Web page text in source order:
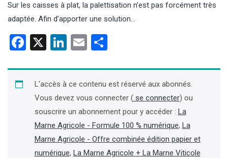
Sur les caisses à plat, la palettisation n’est pas forcément très
adaptée. Afin d’apporter une solution…
Facebook
X LinkedIn
Email
L'accès à ce contenu est réservé aux abonnés.
Vous devez vous connecter (se connecter) ou
souscrire un abonnement pour y accéder : La
Marne Agricole - Formule 100 % numérique, La
Marne Agricole - Offre combinée édition papier et
numérique, La Marne Agricole + La Marne Viticole